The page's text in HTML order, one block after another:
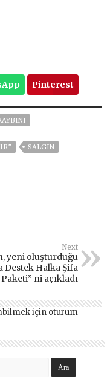
Pinterest
SALGIN
Next
yeni oluşturduğu
Destek Halka Şifa
Paketi” ni açıkladı
için oturum